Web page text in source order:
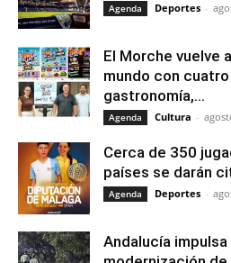
Agenda Deportes -
El Morche vuelve
mundo con
gastronomía,...
Agenda Cultura -
Cerca de 350
países se darán
Agenda Deportes -
Andalucía impulsa